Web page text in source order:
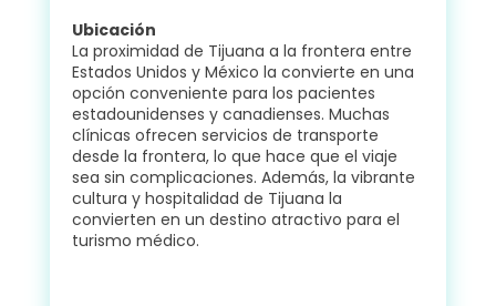
Ubicación
La proximidad de Tijuana a la frontera entre
Estados Unidos y México la convierte en una
opción conveniente para los pacientes
estadounidenses y canadienses. Muchas
clínicas ofrecen servicios de transporte
desde la frontera, lo que hace que el viaje
sea sin complicaciones. Además, la vibrante
cultura y hospitalidad de Tijuana la
convierten en un destino atractivo para el
turismo médico.